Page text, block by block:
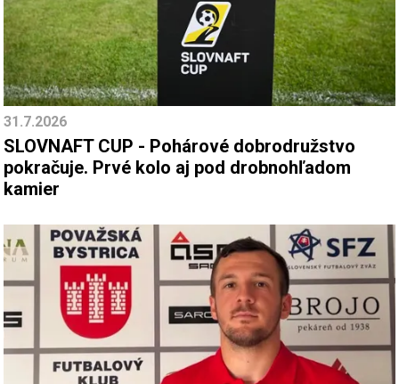
31.7.2026
SLOVNAFT CUP - Pohárové dobrodružstvo
pokračuje. Prvé kolo aj pod drobnohľadom
kamier